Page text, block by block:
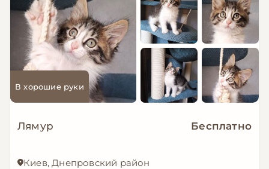
В хорошие руки
Лямур Бесплатно
Киев, Днепровский район